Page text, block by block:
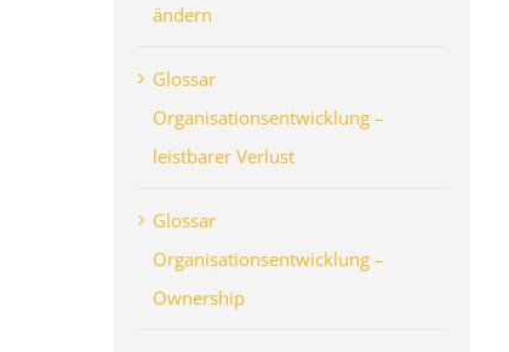
ändern
Glossar
Organisationsentwicklung –
leistbarer Verlust
Glossar
Organisationsentwicklung –
Ownership